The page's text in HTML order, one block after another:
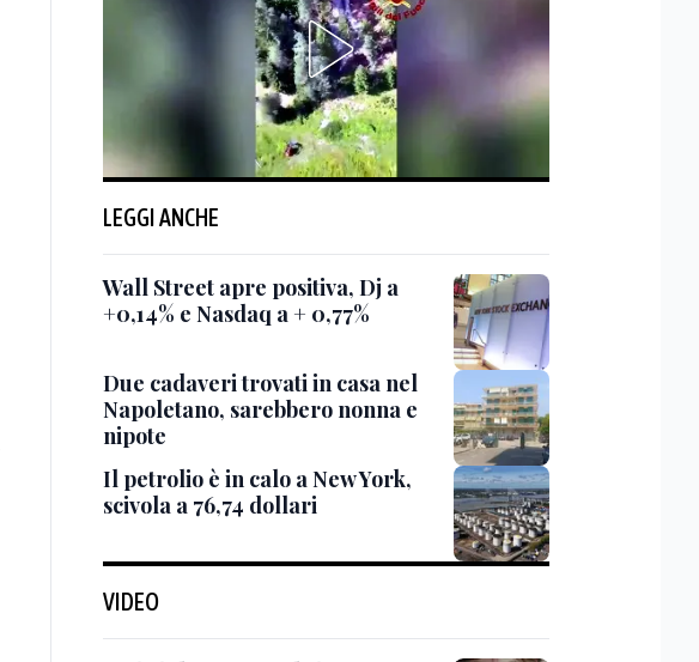
LEGGI ANCHE
Wall Street apre positiva, Dj a
+0,14% e Nasdaq a + 0,77%
Due cadaveri trovati in casa nel
Napoletano, sarebbero nonna e
nipote
Il petrolio è in calo a New York,
scivola a 76,74 dollari
VIDEO